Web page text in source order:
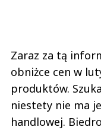
Zaraz za tą
obniżce cen w
produktów.
niestety nie ma
handlowej.